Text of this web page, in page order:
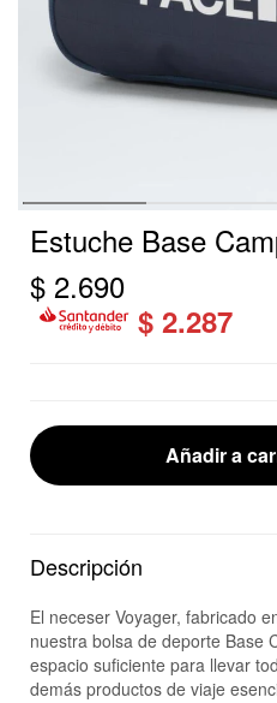
Estuche Base
$ 2.690
$ 2.287
Añadir a
Descripción
El neceser Voyager, fabricado
nuestra bolsa de deporte Base
espacio suficiente para llevar
demás productos de viaje